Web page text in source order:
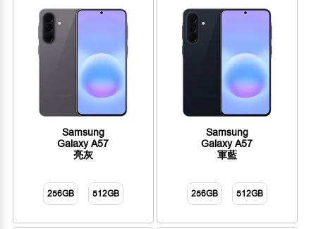
Samsung
Galaxy A57
亮灰
256GB 512GB
Samsung
Galaxy A57
軍藍
256GB 512GB